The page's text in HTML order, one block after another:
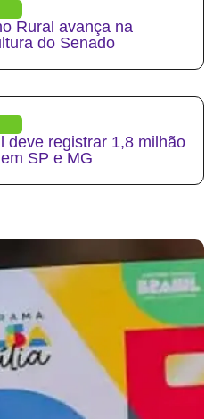
Rural avança na
do Senado
deve registrar 1,8 milhão
SP e MG